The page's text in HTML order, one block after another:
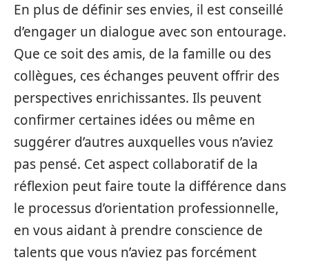
En plus de définir ses envies, il est conseillé
d’engager un dialogue avec son entourage.
Que ce soit des amis, de la famille ou des
collègues, ces échanges peuvent offrir des
perspectives enrichissantes. Ils peuvent
confirmer certaines idées ou même en
suggérer d’autres auxquelles vous n’aviez
pas pensé. Cet aspect collaboratif de la
réflexion peut faire toute la différence dans
le processus d’orientation professionnelle,
en vous aidant à prendre conscience de
talents que vous n’aviez pas forcément